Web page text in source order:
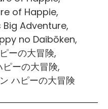
of Happie,
Adventure,
no Daibōken,
ーの大冒険,
ーの大冒険,
ハピーの大冒険